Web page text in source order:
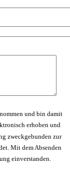
und bin damit
erhoben und
zweckgebunden zur
Mit dem Absenden
einverstanden.